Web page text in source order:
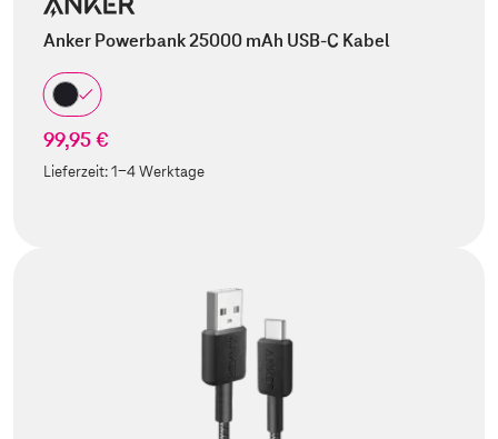
Anker Powerbank 25000 mAh USB-C Kabel
99,95 €
Lieferzeit:1-4 Werktage